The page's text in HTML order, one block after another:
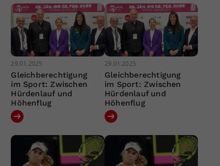
29.01.2025
Gleichberechtigung
im Sport: Zwischen
Hürdenlauf und
Höhenflug
29.01.2025
Gleichberechtigung
im Sport: Zwischen
Hürdenlauf und
Höhenflug